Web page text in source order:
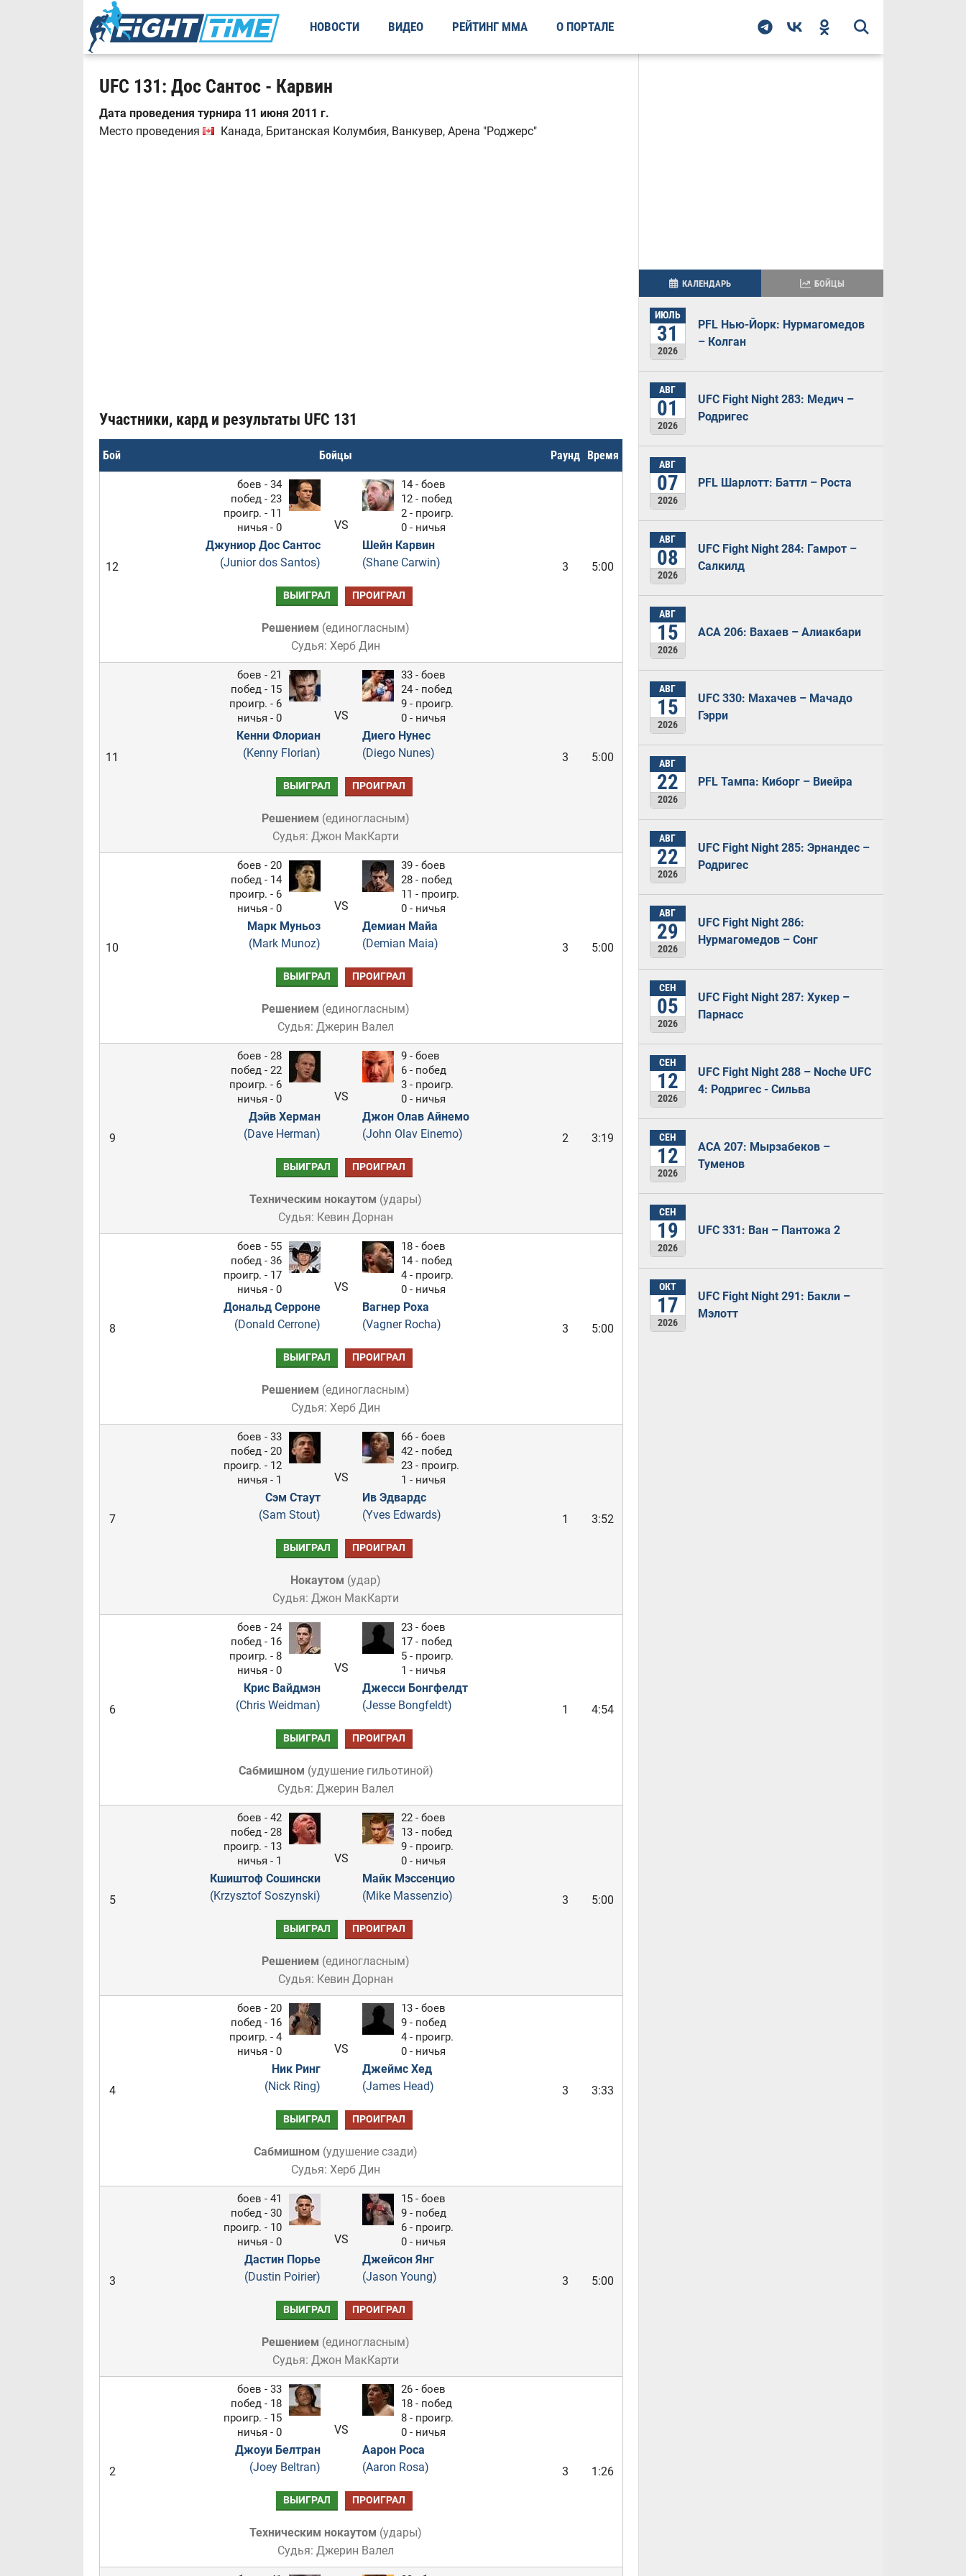
НОВОСТИ ВИДЕО РЕЙТИНГ ММА О ПОРТАЛЕ
UFC 131: Дос Сантос - Карвин
Дата проведения турнира 11 июня 2011 г.
Место проведения
Канада, Британская Колумбия, Ванкувер, Арена "Роджерс"
Участники, кард и результаты UFC 131
Бой Бойцы Раунд Время
12
боев - 34
побед - 23
проигр. - 11
ничья - 0
Джуниор Дос Сантос
(Junior dos Santos)
VS
14 - боев
12 - побед
2 - проигр.
0 - ничья
Шейн Карвин
(Shane Carwin)
3 5:00
ВЫИГРАЛ ПРОИГРАЛ
Решением (единогласным)
Судья: Херб Дин
11
боев - 21
побед - 15
проигр. - 6
ничья - 0
Кенни Флориан
(Kenny Florian)
VS
33 - боев
24 - побед
9 - проигр.
0 - ничья
Диего Нунес
(Diego Nunes)
3 5:00
ВЫИГРАЛ ПРОИГРАЛ
Решением (единогласным)
Судья: Джон МакКарти
10
боев - 20
побед - 14
проигр. - 6
ничья - 0
Марк Муньоз
(Mark Munoz)
VS
39 - боев
28 - побед
11 - проигр.
0 - ничья
Демиан Майа
(Demian Maia)
3 5:00
ВЫИГРАЛ ПРОИГРАЛ
Решением (единогласным)
Судья: Джерин Валел
9
боев - 28
побед - 22
проигр. - 6
ничья - 0
Дэйв Херман
(Dave Herman)
VS
9 - боев
6 - побед
3 - проигр.
0 - ничья
Джон Олав Айнемо
(John Olav Einemo)
2 3:19
ВЫИГРАЛ ПРОИГРАЛ
Техническим нокаутом (удары)
Судья: Кевин Дорнан
8
боев - 55
побед - 36
проигр. - 17
ничья - 0
Дональд Серроне
(Donald Cerrone)
VS
18 - боев
14 - побед
4 - проигр.
0 - ничья
Вагнер Роха
(Vagner Rocha)
3 5:00
ВЫИГРАЛ ПРОИГРАЛ
Решением (единогласным)
Судья: Херб Дин
7
боев - 33
побед - 20
проигр. - 12
ничья - 1
Сэм Стаут
(Sam Stout)
VS
66 - боев
42 - побед
23 - проигр.
1 - ничья
Ив Эдвардс
(Yves Edwards)
1 3:52
ВЫИГРАЛ ПРОИГРАЛ
Нокаутом (удар)
Судья: Джон МакКарти
6
боев - 24
побед - 16
проигр. - 8
ничья - 0
Крис Вайдмэн
(Chris Weidman)
VS
23 - боев
17 - побед
5 - проигр.
1 - ничья
Джесси Бонгфелдт
(Jesse Bongfeldt)
1 4:54
ВЫИГРАЛ ПРОИГРАЛ
Сабмишном (удушение гильотиной)
Судья: Джерин Валел
5
боев - 42
побед - 28
проигр. - 13
ничья - 1
Кшиштоф Сошински
(Krzysztof Soszynski)
VS
22 - боев
13 - побед
9 - проигр.
0 - ничья
Майк Мэссенцио
(Mike Massenzio)
3 5:00
ВЫИГРАЛ ПРОИГРАЛ
Решением (единогласным)
Судья: Кевин Дорнан
4
боев - 20
побед - 16
проигр. - 4
ничья - 0
Ник Ринг
(Nick Ring)
VS
13 - боев
9 - побед
4 - проигр.
0 - ничья
Джеймс Хед
(James Head)
3 3:33
ВЫИГРАЛ ПРОИГРАЛ
Сабмишном (удушение сзади)
Судья: Херб Дин
3
боев - 41
побед - 30
проигр. - 10
ничья - 0
Дастин Порье
(Dustin Poirier)
VS
15 - боев
9 - побед
6 - проигр.
0 - ничья
Джейсон Янг
(Jason Young)
3 5:00
ВЫИГРАЛ ПРОИГРАЛ
Решением (единогласным)
Судья: Джон МакКарти
2
боев - 33
побед - 18
проигр. - 15
ничья - 0
Джоуи Белтран
(Joey Beltran)
VS
26 - боев
18 - побед
8 - проигр.
0 - ничья
Аарон Роса
(Aaron Rosa)
3 1:26
ВЫИГРАЛ ПРОИГРАЛ
Техническим нокаутом (удары)
Судья: Джерин Валел
КАЛЕНДАРЬ БОЙЦЫ
ИЮЛЬ
31
2026
PFL Нью-Йорк: Нурмагомедов
– Колган
АВГ
01
2026
UFC Fight Night 283: Медич –
Родригес
АВГ
07
2026
PFL Шарлотт: Баттл – Роста
АВГ
08
2026
UFC Fight Night 284: Гамрот –
Салкилд
АВГ
15
2026
ACA 206: Вахаев – Алиакбари
АВГ
15
2026
UFC 330: Махачев – Мачадо
Гэрри
АВГ
22
2026
PFL Тампа: Киборг – Виейра
АВГ
22
2026
UFC Fight Night 285: Эрнандес –
Родригес
АВГ
29
2026
UFC Fight Night 286:
Нурмагомедов – Сонг
СЕН
05
2026
UFC Fight Night 287: Хукер –
Парнасс
СЕН
12
2026
UFC Fight Night 288 – Noche UFC
4: Родригес - Сильва
СЕН
12
2026
ACA 207: Мырзабеков –
Туменов
СЕН
19
2026
UFC 331: Ван – Пантожа 2
ОКТ
17
2026
UFC Fight Night 291: Бакли –
Мэлотт